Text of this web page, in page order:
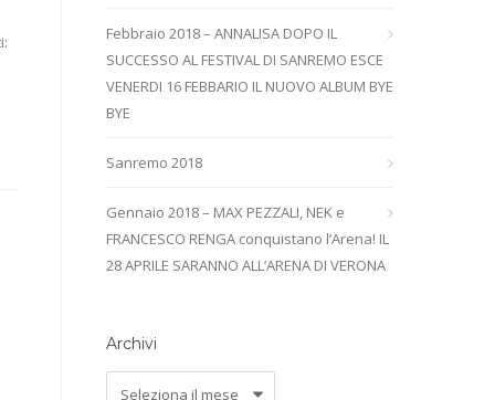
Febbraio 2018 – ANNALISA DOPO IL
SUCCESSO AL FESTIVAL DI SANREMO ESCE
VENERDI 16 FEBBARIO IL NUOVO ALBUM BYE
BYE
Sanremo 2018
Gennaio 2018 – MAX PEZZALI, NEK e
FRANCESCO RENGA conquistano l’Arena! IL
28 APRILE SARANNO ALL’ARENA DI VERONA
Archivi
Archivi